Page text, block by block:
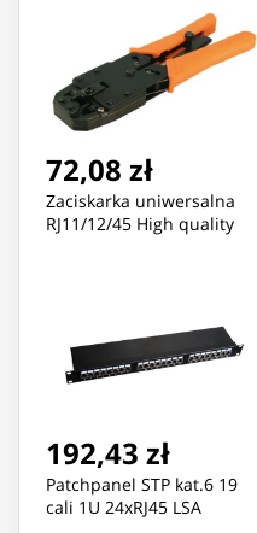
72,08 zł
Zaciskarka uniwersalna
RJ11/12/45 High quality
192,43 zł
Patchpanel STP kat.6 19
cali 1U 24xRJ45 LSA